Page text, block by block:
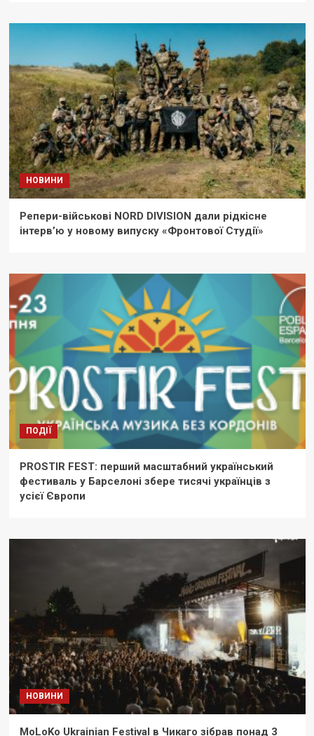
НОВИНИ
Репери-військові NORD DIVISION дали рідкісне
інтерв’ю у новому випуску «Фронтової Студії»
ПОДІЇ
PROSTIR FEST: перший масштабний український
фестиваль у Барселоні збере тисячі українців з
усієї Європи
НОВИНИ
MoLoKo Ukrainian Festival в Чикаго зібрав понад 3